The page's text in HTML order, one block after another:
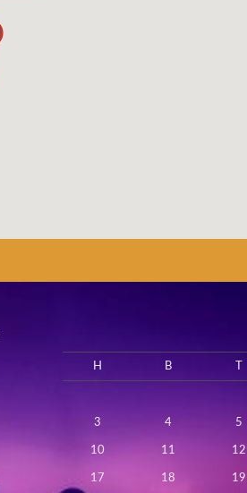
H B
3 4 5
10 11 12
17 18 19